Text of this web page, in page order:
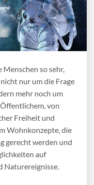
so sehr,
nur um die Frage
mehr noch um
von
Freiheit und
Wohnkonzepte, die
gerecht werden und
auf
Naturereignisse.